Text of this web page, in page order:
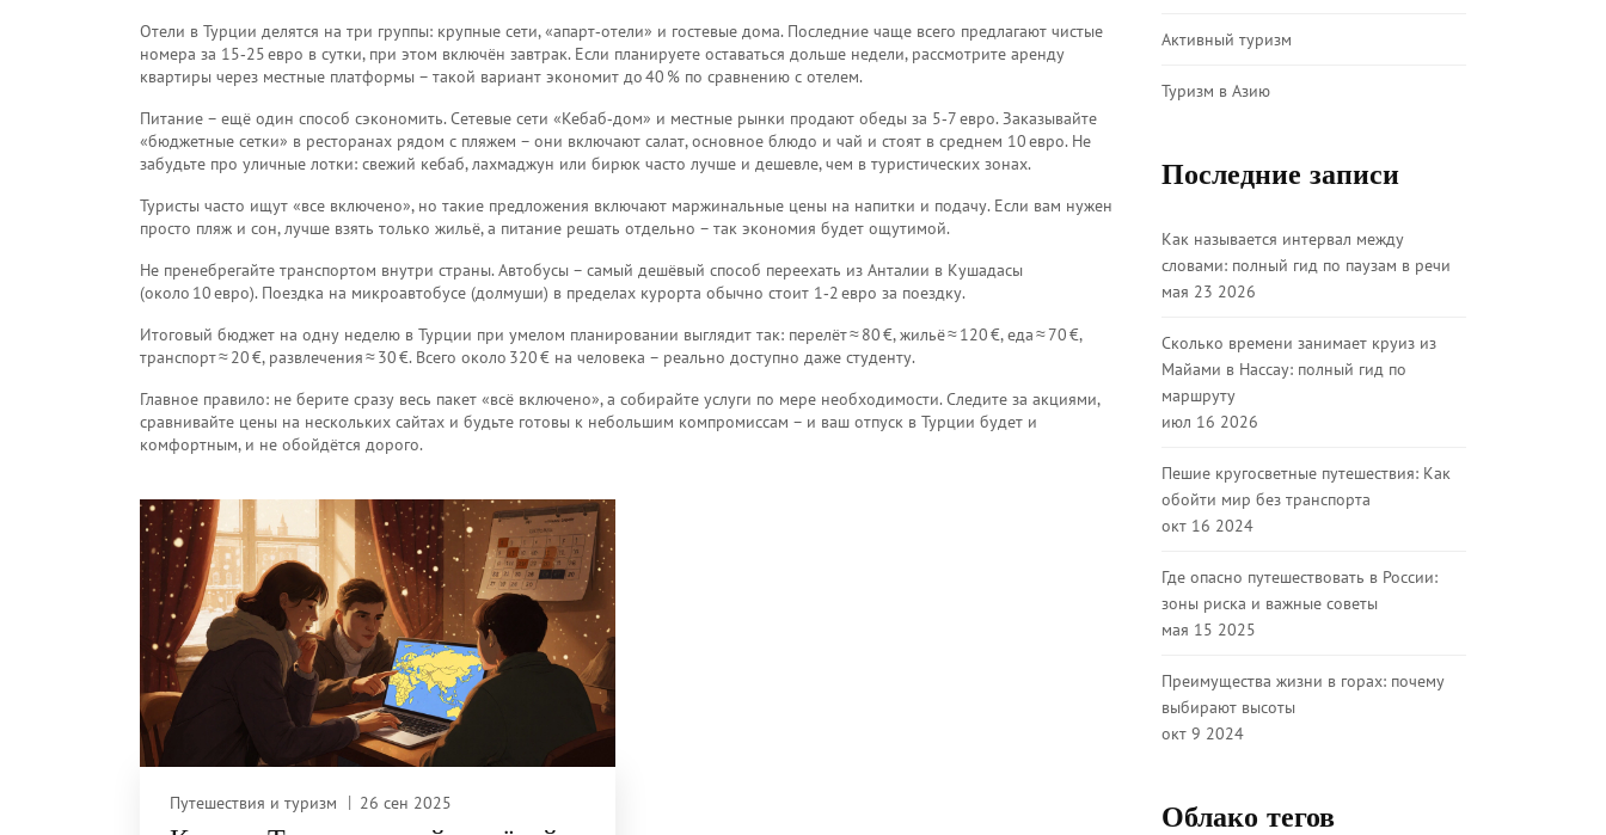
Отели в Турции делятся на три группы: крупные сети, «апарт‑отели» и гостевые дома. Последние чаще всего предлагают чистые
номера за 15‑25 евро в сутки, при этом включён завтрак. Если планируете оставаться дольше недели, рассмотрите аренду
квартиры через местные платформы – такой вариант экономит до 40 % по сравнению с отелем.
Питание – ещё один способ сэкономить. Сетевые сети «Кебаб‑дом» и местные рынки продают обеды за 5‑7 евро. Заказывайте
«бюджетные сетки» в ресторанах рядом с пляжем – они включают салат, основное блюдо и чай и стоят в среднем 10 евро. Не
забудьте про уличные лотки: свежий кебаб, лахмаджун или бирюк часто лучше и дешевле, чем в туристических зонах.
Туристы часто ищут «все включено», но такие предложения включают маржинальные цены на напитки и подачу. Если вам нужен
просто пляж и сон, лучше взять только жильё, а питание решать отдельно – так экономия будет ощутимой.
Не пренебрегайте транспортом внутри страны. Автобусы – самый дешёвый способ переехать из Анталии в Кушадасы
(около 10 евро). Поездка на микроавтобусе (долмуши) в пределах курорта обычно стоит 1‑2 евро за поездку.
Итоговый бюджет на одну неделю в Турции при умелом планировании выглядит так: перелёт ≈ 80 €, жильё ≈ 120 €, еда ≈ 70 €,
транспорт ≈ 20 €, развлечения ≈ 30 €. Всего около 320 € на человека – реально доступно даже студенту.
Главное правило: не берите сразу весь пакет «всё включено», а собирайте услуги по мере необходимости. Следите за акциями,
сравнивайте цены на нескольких сайтах и будьте готовы к небольшим компромиссам – и ваш отпуск в Турции будет и
комфортным, и не обойдётся дорого.
Путешествия и туризм 26 сен 2025
Активный туризм
Туризм в Азию
Последние записи
Как называется интервал между
словами: полный гид по паузам в речи
мая 23 2026
Сколько времени занимает круиз из
Майами в Нассау: полный гид по
маршруту
июл 16 2026
Пешие кругосветные путешествия: Как
обойти мир без транспорта
окт 16 2024
Где опасно путешествовать в России:
зоны риска и важные советы
мая 15 2025
Преимущества жизни в горах: почему
выбирают высоты
окт 9 2024
Облако тегов